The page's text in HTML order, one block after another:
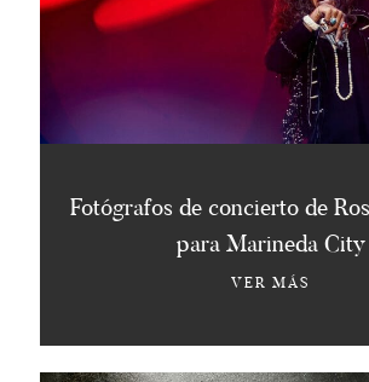
Fotógrafos de concierto de
para Marineda City
VER MÁS